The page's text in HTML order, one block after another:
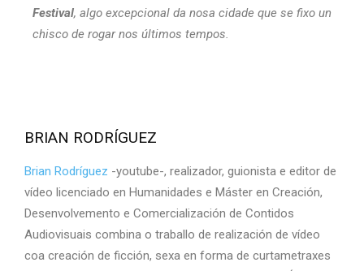
Festival, algo excepcional da nosa cidade que se fixo un
chisco de rogar nos últimos tempos.
BRIAN RODRÍGUEZ
Brian Rodríguez -youtube-, realizador, guionista e editor de
vídeo licenciado en Humanidades e Máster en Creación,
Desenvolvemento e Comercialización de Contidos
Audiovisuais combina o traballo de realización de vídeo
coa creación de ficción, sexa en forma de curtametraxes